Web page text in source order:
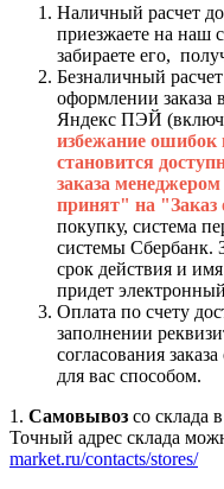
Наличный расчет
приезжаете на наш
забираете его,
Безналичный
оформлении заказа
Яндекс ПЭЙ
избежание ошибок
становится
заказа менеджером
принят" на "Заказ
покупку, система
системы Сбербанк.
срок действия и
придет
Оплата по счету
заполнении
согласования
для вас способом.
1. Самовывоз со склада
Точный адрес склада
market.ru/contacts/stores/